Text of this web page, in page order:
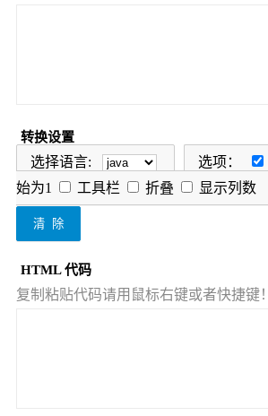
转换设置
选择语言: 选项：
始为1
工具栏 折叠 显示列数
清 除
HTML 代码
复制粘贴代码请用鼠标右键或者快捷键！